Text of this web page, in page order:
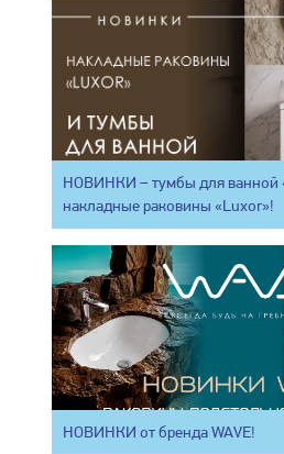
НОВИНКИ – тумбы для
накладные раковины «Luxor»!
НОВИНКИ от бренда WAVE!